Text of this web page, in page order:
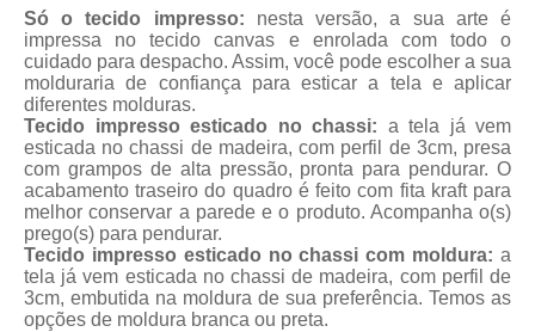
Só o tecido impresso: nesta versão, a sua arte é
impressa no tecido canvas e enrolada com todo o
cuidado para despacho. Assim, você pode escolher a sua
molduraria de confiança para esticar a tela e aplicar
diferentes molduras.
Tecido impresso esticado no chassi: a tela já vem
esticada no chassi de madeira, com perfil de 3cm, presa
com grampos de alta pressão, pronta para pendurar. O
acabamento traseiro do quadro é feito com fita kraft para
melhor conservar a parede e o produto. Acompanha o(s)
prego(s) para pendurar.
Tecido impresso esticado no chassi com moldura: a
tela já vem esticada no chassi de madeira, com perfil de
3cm, embutida na moldura de sua preferência. Temos as
opções de moldura branca ou preta.